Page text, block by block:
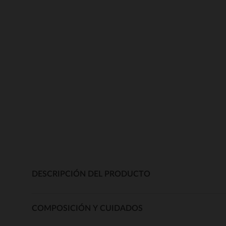
DESCRIPCIÓN DEL PRODUCTO
COMPOSICIÓN Y CUIDADOS